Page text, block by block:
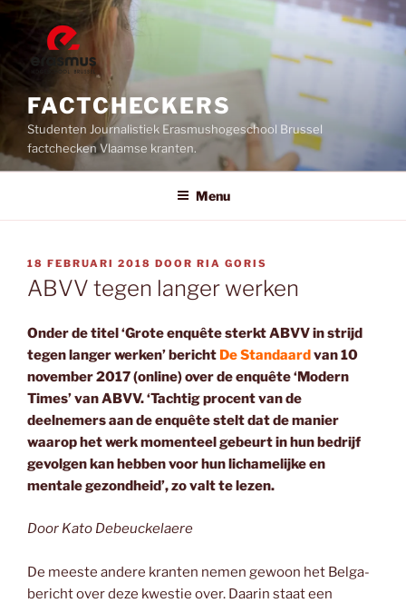
Ga
inhoud
FACTCHECKERS
Studenten Journalistiek Erasmushogeschool Brussel
factchecken Vlaamse kranten.
Menu
GEPLAATST
OP
18 FEBRUARI 2018 DOOR RIA GORIS
ABVV tegen langer werken
Onder de titel ‘Grote enquête sterkt ABVV in strijd
tegen langer werken’ bericht De Standaardvan 10
november 2017 (online) over de enquête ‘Modern
Times’ van ABVV. ‘Tachtig procent van de
deelnemers aan de enquête stelt dat de manier
waarop het werk momenteel gebeurt in hun bedrijf
gevolgen kan hebben voor hun lichamelijke en
mentale gezondheid’, zo valt te lezen.
Door Kato Debeuckelaere
De meeste andere kranten nemen gewoon het Belga-
bericht over deze kwestie over. Daarin staat een